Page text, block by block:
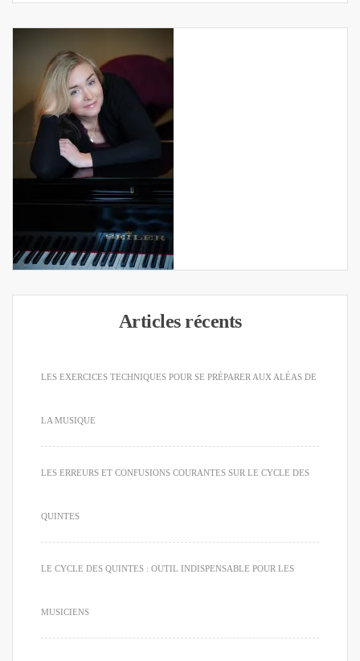
Articles récents
LES EXERCICES TECHNIQUES POUR SE PRÉPARER AUX ALÉAS DE
LA MUSIQUE
LES ERREURS ET CONFUSIONS COURANTES SUR LE CYCLE DES
QUINTES
LE CYCLE DES QUINTES : OUTIL INDISPENSABLE POUR LES
MUSICIENS